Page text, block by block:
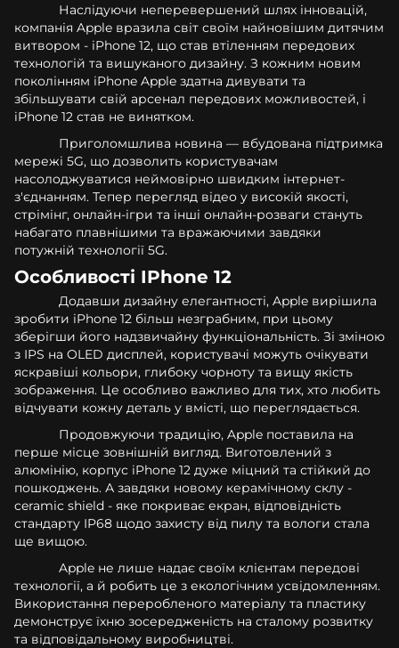
Наслідуючи неперевершений шлях інновацій,
компанія Apple вразила світ своїм найновішим дитячим
витвором - iPhone 12, що став втіленням передових
технологій та вишуканого дизайну. З кожним новим
поколінням iPhone Apple здатна дивувати та
збільшувати свій арсенал передових можливостей, і
iPhone 12 став не винятком.
Приголомшлива новина — вбудована підтримка
мережі 5G, що дозволить користувачам
насолоджуватися неймовірно швидким інтернет-
з'єднанням. Тепер перегляд відео у високій якості,
стрімінг, онлайн-ігри та інші онлайн-розваги стануть
набагато плавнішими та вражаючими завдяки
потужній технології 5G.
Особливості IPhone 12
Додавши дизайну елегантності, Apple вирішила
зробити iPhone 12 більш незграбним, при цьому
зберігши його надзвичайну функціональність. Зі зміною
з IPS на OLED дисплей, користувачі можуть очікувати
яскравіші кольори, глибоку чорноту та вищу якість
зображення. Це особливо важливо для тих, хто любить
відчувати кожну деталь у вмісті, що переглядається.
Продовжуючи традицію, Apple поставила на
перше місце зовнішній вигляд. Виготовлений з
алюмінію, корпус iPhone 12 дуже міцний та стійкий до
пошкоджень. А завдяки новому керамічному склу -
ceramic shield - яке покриває екран, відповідність
стандарту IP68 щодо захисту від пилу та вологи стала
ще вищою.
Apple не лише надає своїм клієнтам передові
технології, а й робить це з екологічним усвідомленням.
Використання переробленого матеріалу та пластику
демонструє їхню зосередженість на сталому розвитку
та відповідальному виробництві.